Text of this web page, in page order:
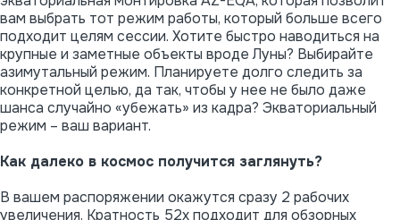
вам выбрать тот режим работы, который больше всего
подходит целям сессии. Хотите быстро наводиться на
крупные и заметные объекты вроде Луны? Выбирайте
азимутальный режим. Планируете долго следить за
конкретной целью, да так, чтобы у нее не было даже
шанса случайно «убежать» из кадра? Экваториальный
режим – ваш вариант.
Как далеко в космос получится заглянуть?
В вашем распоряжении окажутся сразу 2 рабочих
увеличения. Кратность 52х подходит для обзорных